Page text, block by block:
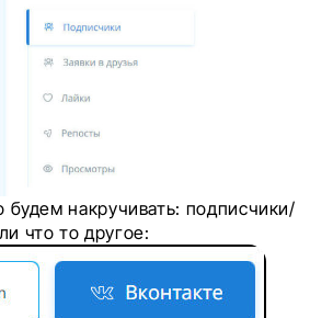
будем накручивать: подписчики/
что то другое: